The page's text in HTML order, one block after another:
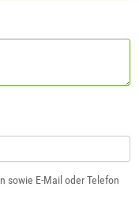
sowie E-Mail oder Telefon